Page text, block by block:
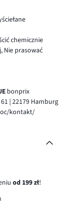
chemicznie
Nie prasować
bonprix
| 22179 Hamburg
kontakt/
od 199 zł!